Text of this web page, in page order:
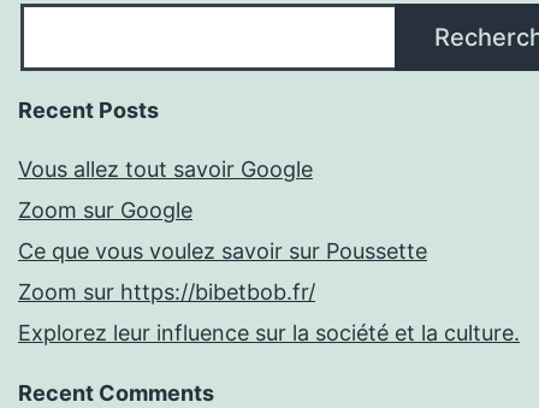
Recent Posts
Vous allez tout savoir Google
Zoom sur Google
Ce que vous voulez savoir sur Poussette
Zoom sur https://bibetbob.fr/
Explorez leur influence sur la société et la culture.
Recent Comments